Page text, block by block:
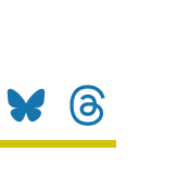
WhatsApp Bluesky